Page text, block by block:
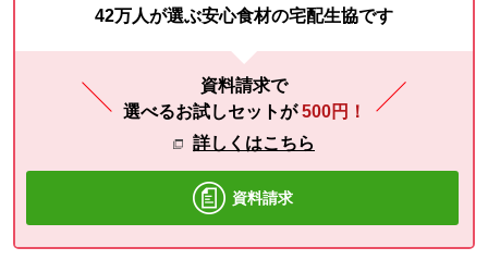
42万人が選ぶ安心食材の宅配生協です
資料請求で
選べるお試しセットが500円！
詳しくはこちら
資料請求